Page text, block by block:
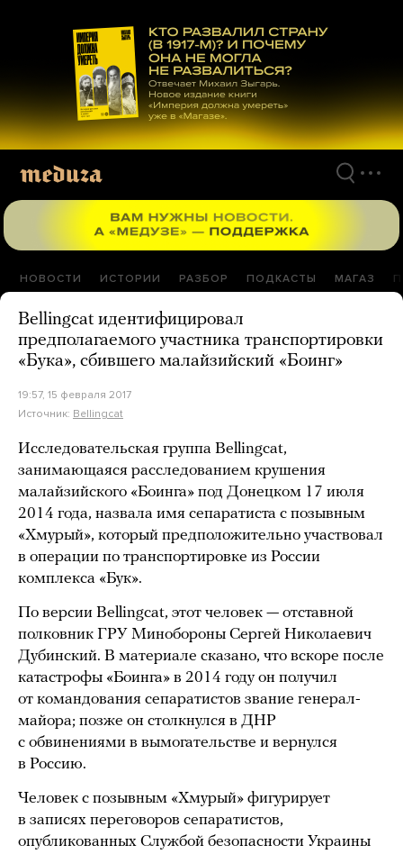
материалам
НОВОСТИ ИСТОРИИ РАЗБОР ПОДКАСТЫ МАГАЗ
Bellingcat идентифицировал
предполагаемого участника транспортировки
«Бука», сбившего малайзийский «Боинг»
19:57, 15 февраля 2017
Источник: Bellingcat
Исследовательская группа Bellingcat,
занимающаяся расследованием крушения
малайзийского «Боинга» под Донецком 17 июля
2014 года, назвала имя сепаратиста с позывным
«Хмурый», который предположительно участвовал
в операции по транспортировке из России
комплекса «Бук».
По версии Bellingcat, этот человек — отставной
полковник ГРУ Минобороны Сергей Николаевич
Дубинский. В материале сказано, что вскоре после
катастрофы «Боинга» в 2014 году он получил
от командования сепаратистов звание генерал-
майора; позже он столкнулся в ДНР
с обвинениями в вымогательстве и вернулся
в Россию.
Человек с позывным «Хмурый» фигурирует
в записях переговоров сепаратистов,
опубликованных Службой безопасности Украины